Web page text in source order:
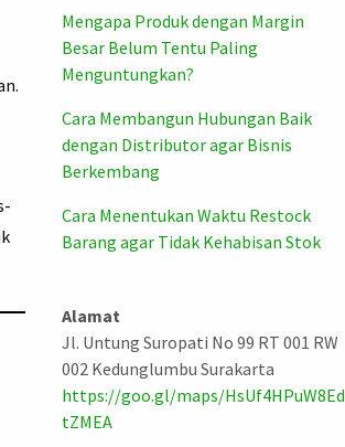
Mengapa Produk dengan Margin
Besar Belum Tentu Paling
Menguntungkan?
Cara Membangun Hubungan Baik
dengan Distributor agar Bisnis
Berkembang
Cara Menentukan Waktu Restock
Barang agar Tidak Kehabisan Stok
Alamat
Jl. Untung Suropati No 99 RT 001 RW
002 Kedunglumbu Surakarta
https://goo.gl/maps/HsUf4HPuW8Ed
tZMEA